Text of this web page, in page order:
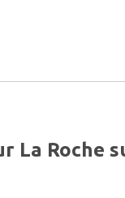
La Roche